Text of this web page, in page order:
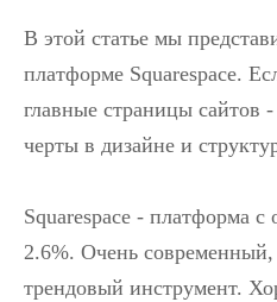
В этой статье мы
платформе Squarespace.
главные страницы сайтов
черты в дизайне и
Squarespace - платформа
2.6%. Очень
трендовый инструмент.